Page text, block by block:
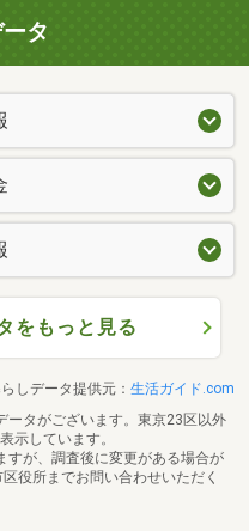
タ
をもっと見る
しデータ提供元： 生活ガイド.com
ータがございます。東京23区以外
示しています。
すが、調査後に変更がある場合が
役所までお問い合わせいただく